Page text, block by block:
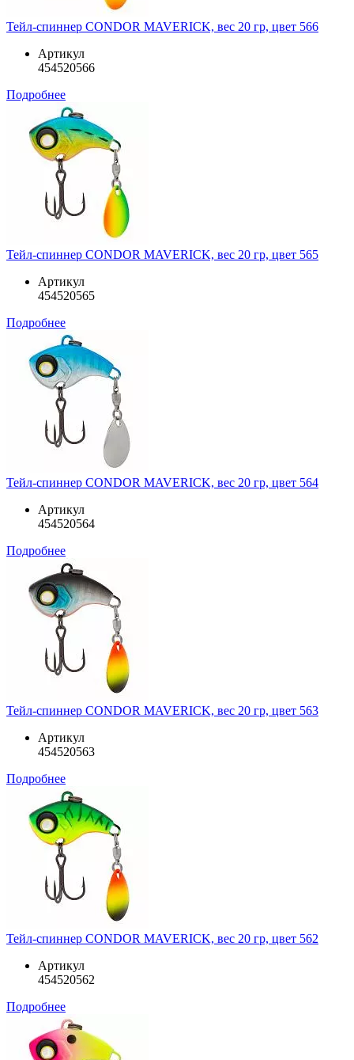
Тейл-спиннер CONDOR MAVERICK, вес 20 гр, цвет 566
Артикул
454520566
Подробнее
Тейл-спиннер CONDOR MAVERICK, вес 20 гр, цвет 565
Артикул
454520565
Подробнее
Тейл-спиннер CONDOR MAVERICK, вес 20 гр, цвет 564
Артикул
454520564
Подробнее
Тейл-спиннер CONDOR MAVERICK, вес 20 гр, цвет 563
Артикул
454520563
Подробнее
Тейл-спиннер CONDOR MAVERICK, вес 20 гр, цвет 562
Артикул
454520562
Подробнее